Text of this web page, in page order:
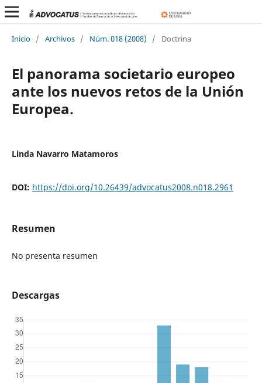
Inicio / Archivos / Núm. 018 (2008) / Doctrina
El panorama societario europeo
ante los nuevos retos de la Unión
Europea.
Linda Navarro Matamoros
DOI: https://doi.org/10.26439/advocatus2008.n018.2961
Resumen
No presenta resumen
Descargas